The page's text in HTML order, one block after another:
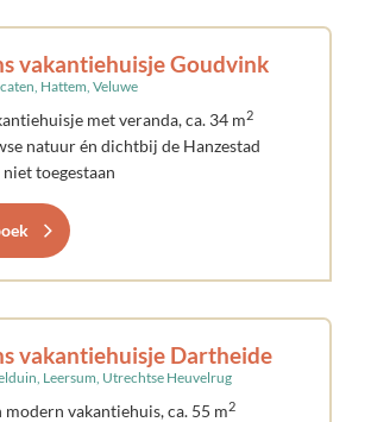
vakantiehuisje Goudvink
Hattem, Veluwe
met veranda, ca. 34 m2
natuur én dichtbij de Hanzestad
toegestaan
vakantiehuisje Dartheide
Leersum, Utrechtse Heuvelrug
modern vakantiehuis, ca. 55 m2